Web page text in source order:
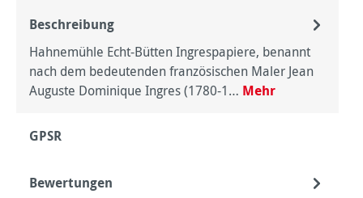
Beschreibung
Hahnemühle Echt-Bütten Ingrespapiere, benannt
nach dem bedeutenden französischen Maler Jean
Auguste Dominique Ingres (1780-1… Mehr
GPSR
Bewertungen